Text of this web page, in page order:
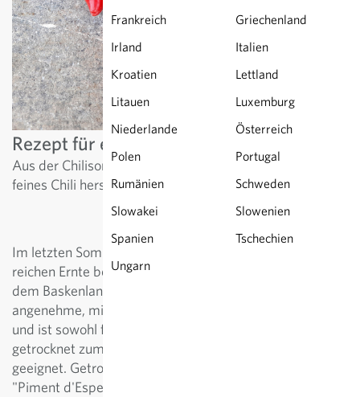
Frankreich
Griechenland
Irland
Italien
Kroatien
Lettland
Litauen
Luxemburg
Niederlande
Österreich
Polen
Portugal
Rumänien
Schweden
Slowakei
Slowenien
Spanien
Tschechien
Ungarn
Rezept für ein feines Chilipulver
Aus der Chilisorte Gorria lässt sich ganz einfach ein sehr
feines Chili herstellen.
Im letzten Sommer hat uns die Chili Gorria mit einer
reichen Ernte beschenkt. Diese traditionelle Sorte aus
dem Baskenland erfreut mit grossen Früchten, die eine
angenehme, milde Schärfe haben. Sie schmeckt fruchtig
und ist sowohl frisch in Sossen köstlich aber auch
getrocknet zum Würzen von Speisen wunderbar
geeignet. Getrocknet und gemahlen ist Gorria auch als
"Piment d'Espelette" bekannt. Dieser Name ist regional